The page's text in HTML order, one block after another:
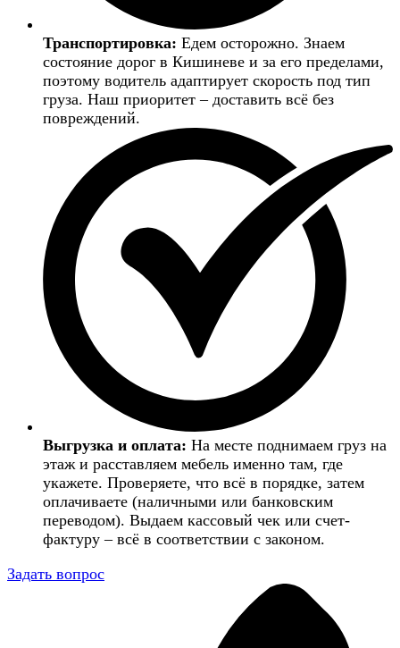
Транспортировка: Едем осторожно. Знаем
состояние дорог в Кишиневе и за его пределами,
поэтому водитель адаптирует скорость под тип
груза. Наш приоритет – доставить всё без
повреждений.
Выгрузка и оплата: На месте поднимаем груз на
этаж и расставляем мебель именно там, где
укажете. Проверяете, что всё в порядке, затем
оплачиваете (наличными или банковским
переводом). Выдаем кассовый чек или счет-
фактуру – всё в соответствии с законом.
Задать вопрос